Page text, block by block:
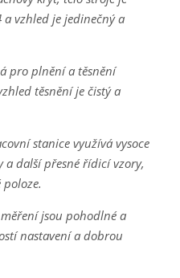
vzhled je jedinečný a
pro plnění a těsnění
těsnění je čistý a
stanice využívá vysoce
a další přesné řídicí vzory,
jsou pohodlné a
nastavení a dobrou